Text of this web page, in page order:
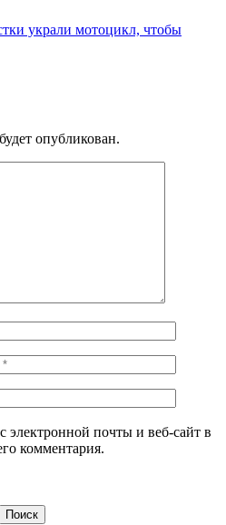
украли мотоцикл, чтобы
опубликован.
электронной почты и веб-сайт в
комментария.